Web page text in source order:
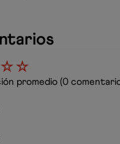
☆☆
promedio (0